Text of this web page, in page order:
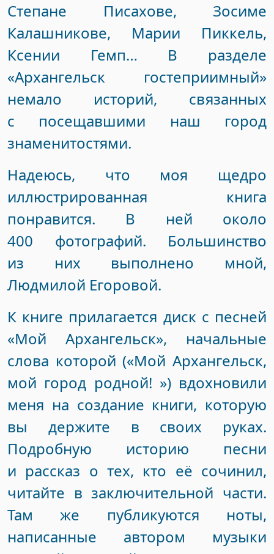
Степане Писахове, Зосиме
Калашникове, Марии Пиккель,
Ксении Гемп… В разделе
«Архангельск гостеприимный»
немало историй, связанных
с посещавшими наш город
знаменитостями.
Надеюсь, что моя щедро
иллюстрированная книга
понравится. В ней около
400 фотографий. Большинство
из них выполнено мной,
Людмилой Егоровой.
К книге прилагается диск с песней
«Мой Архангельск», начальные
слова которой («Мой Архангельск,
мой город родной! ») вдохновили
меня на создание книги, которую
вы держите в своих руках.
Подробную историю песни
и рассказ о тех, кто её сочинил,
читайте в заключительной части.
Там же публикуются ноты,
написанные автором музыки